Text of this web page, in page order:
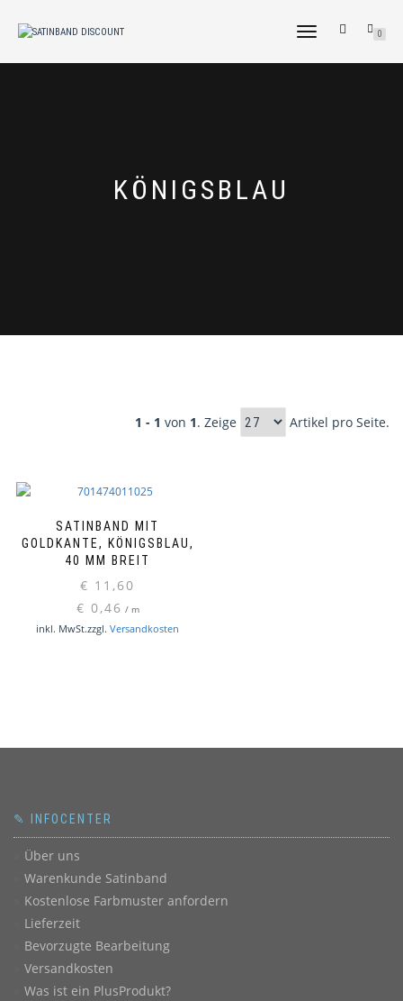
NAVIGATION
0
KÖNIGSBLAU
1 - 1 von 1. Zeige Artikel pro Seite.
SATINBAND MIT
GOLDKANTE, KÖNIGSBLAU,
40 MM BREIT
€ 11,60
€ 0,46 / m
inkl. MwSt.zzgl. Versandkosten
✎ INFOCENTER
Über uns
Warenkunde Satinband
Kostenlose Farbmuster anfordern
Lieferzeit
Bevorzugte Bearbeitung
Versandkosten
Was ist ein PlusProdukt?